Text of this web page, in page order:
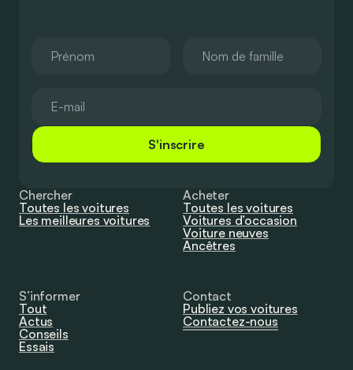
S'inscrire
Chercher
Toutes les voitures
Les meilleures voitures
Acheter
Toutes les voitures
Voitures d’occasion
Voiture neuves
Ancêtres
S’informer
Tout
Actus
Conseils
Essais
Contact
Publiez vos voitures
Contactez-nous